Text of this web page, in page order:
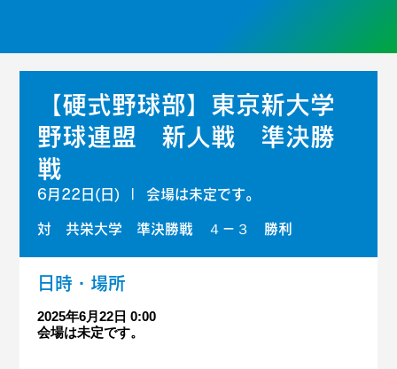
【硬式野球部】東京新大学
野球連盟 新人戦 準決勝
戦
6月22日(日) 会場は未定です。
対 共栄大学 準決勝戦 ４－３ 勝利
日時・場所
2025年6月22日 0:00
会場は未定です。